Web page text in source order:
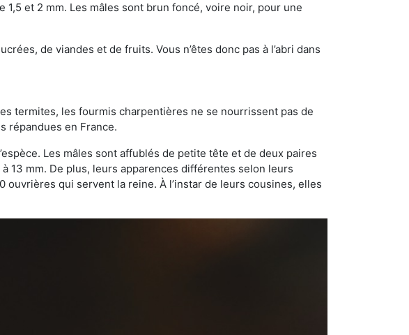
et 2 mm. Les mâles sont brun foncé, voire noir, pour une
de viandes et de fruits. Vous n’êtes donc pas à l’abri dans
termites, les fourmis charpentières ne se nourrissent pas de
répandues en France.
Les mâles sont affublés de petite tête et de deux paires
13 mm. De plus, leurs apparences différentes selon leurs
qui servent la reine. À l’instar de leurs cousines, elles